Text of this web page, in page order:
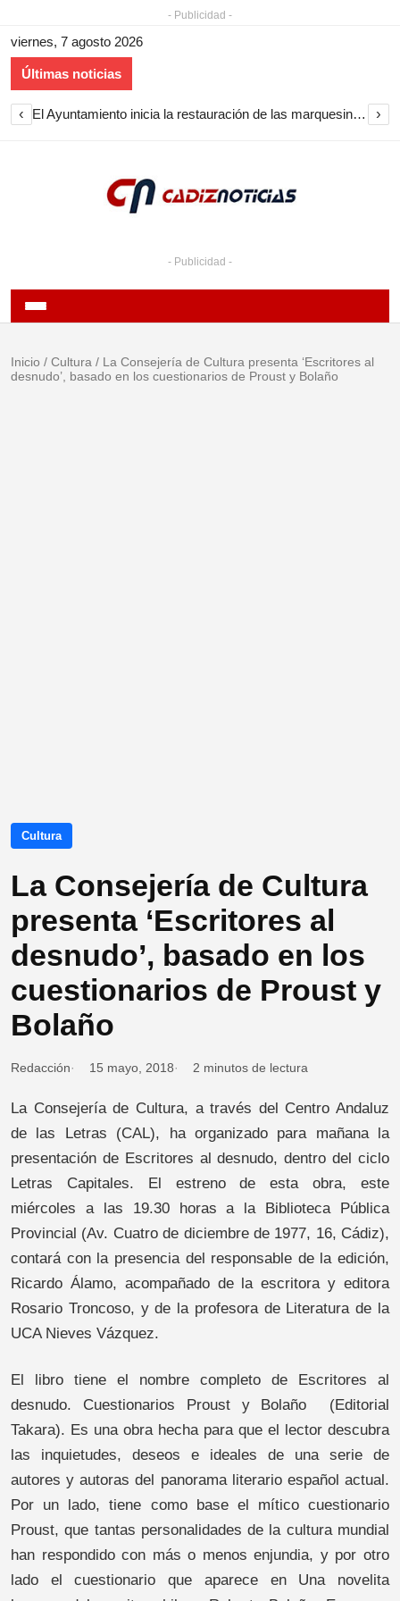
- Publicidad -
viernes, 7 agosto 2026
Últimas noticias
‹ El Ayuntamiento inicia la restauración de las marquesinas de Plaza Esteve para volver a instalarlas en el centro de Jerez ›
- Publicidad -
Inicio / Cultura / La Consejería de Cultura presenta ‘Escritores al
desnudo’, basado en los cuestionarios de Proust y Bolaño
Cultura
La Consejería de Cultura
presenta ‘Escritores al
desnudo’, basado en los
cuestionarios de Proust y
Bolaño
Redacción 15 mayo, 2018 2 minutos de lectura
La Consejería de Cultura, a través del Centro Andaluz
de las Letras (CAL), ha organizado para mañana la
presentación de Escritores al desnudo, dentro del ciclo
Letras Capitales. El estreno de esta obra, este
miércoles a las 19.30 horas a la Biblioteca Pública
Provincial (Av. Cuatro de diciembre de 1977, 16, Cádiz),
contará con la presencia del responsable de la edición,
Ricardo Álamo, acompañado de la escritora y editora
Rosario Troncoso, y de la profesora de Literatura de la
UCA Nieves Vázquez.
El libro tiene el nombre completo de Escritores al
desnudo. Cuestionarios Proust y Bolaño (Editorial
Takara). Es una obra hecha para que el lector descubra
las inquietudes, deseos e ideales de una serie de
autores y autoras del panorama literario español actual.
Por un lado, tiene como base el mítico cuestionario
Proust, que tantas personalidades de la cultura mundial
han respondido con más o menos enjundia, y por otro
lado el cuestionario que aparece en Una novelita